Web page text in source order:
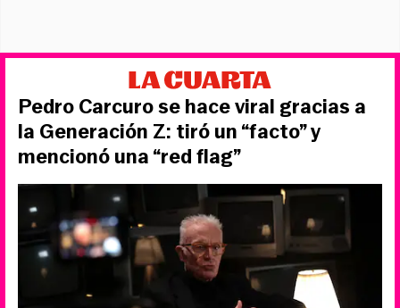
Pedro Carcuro se hace viral gracias a
la Generación Z: tiró un “facto” y
mencionó una “red flag”